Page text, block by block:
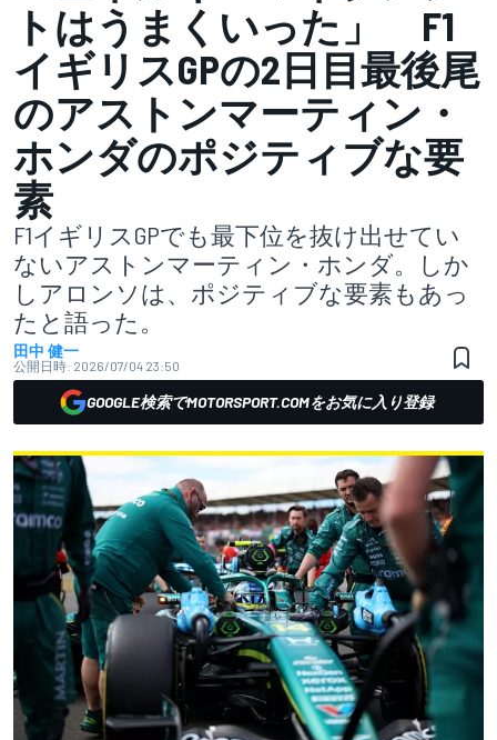
トはうまくいった」 F1
イギリスGPの2日目最後尾
のアストンマーティン・
ホンダのポジティブな要
素
F1イギリスGPでも最下位を抜け出せてい
ないアストンマーティン・ホンダ。しか
しアロンソは、ポジティブな要素もあっ
たと語った。
田中 健一
公開日時: 2026/07/04 23:50
GOOGLE検索でMOTORSPORT.COMをお気に入り登録